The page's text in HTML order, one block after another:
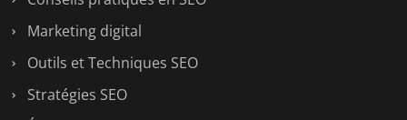
Marketing digital
Outils et Techniques SEO
Stratégies SEO